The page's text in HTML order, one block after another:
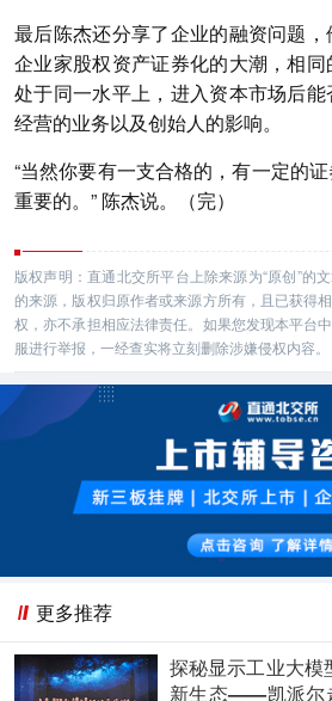
最后陈杰还分享了企业的融资问题
企业家股权资产证券化的大潮，相
处于同一水平上，进入资本市场后
经营的业务以及创始人的影响。
“当然你要有一支合格的，有一定的
重要的。” 陈杰说。（完）
版权声明：直通北交所平台上除来源为“原创”的
的来源，版权归原作者或来源方所有，且已获得
权，亦不承担相应法律责任。如果您发现本平台
服进行举报，一经查实将立刻删除涉嫌侵权内容。
更多推荐
探秘显示工业大模
新生态——凯派尔